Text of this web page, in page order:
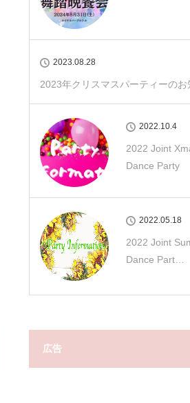
2023.08.28
2023年クリスマスパーティーのお
2022.10.4
2022 Joint
Dance Party
2022.05.18
2022 Joint
Dance Part…
広告